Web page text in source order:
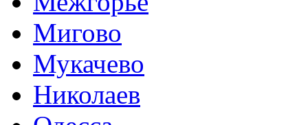
Мигово
Мукачево
Николаев